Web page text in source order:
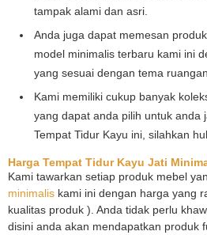
tampak alami dan asri.
Anda juga dapat memesan
model minimalis terbaru kami ini
yang sesuai dengan tema
Kami memiliki cukup banyak
yang dapat anda pilih untuk anda
Tempat Tidur Kayu ini, silahkan
Harga Tempat Tidur Kayu Jati
Kami tawarkan setiap produk mebel
minimalis kami ini dengan harga yang
kualitas produk ). Anda tidak perlu
disini anda akan mendapatkan produk